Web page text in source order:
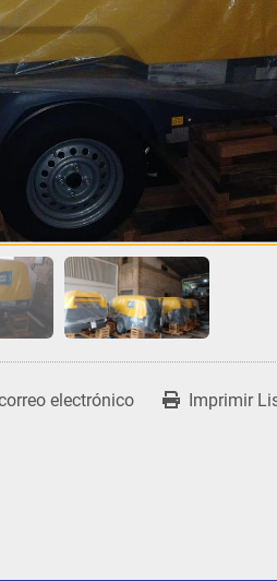
electrónico Imprimir